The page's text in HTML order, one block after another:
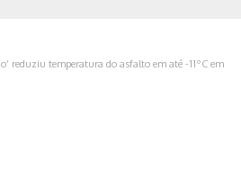
reduziu temperatura do asfalto em até -11ºC em